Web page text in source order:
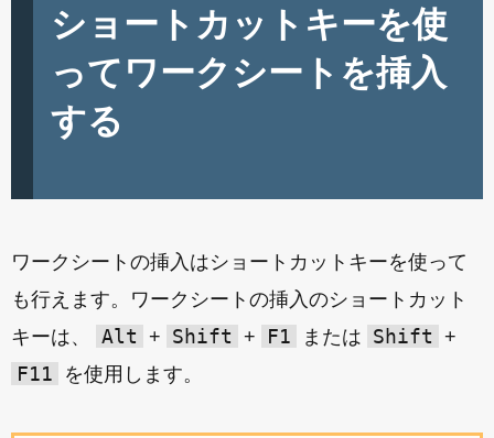
ショートカットキーを使
ってワークシートを挿入
する
ワークシートの挿入はショートカットキーを使って
も行えます。ワークシートの挿入のショートカット
キーは、
Alt + Shift + F1 または Shift +
F11 を使用します。